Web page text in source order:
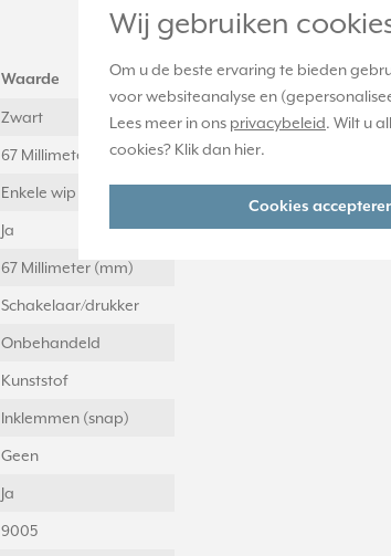
Wij gebruiken
Om u de beste ervaring te bieden
voor websiteanalyse en
Lees meer in ons privacybeleid. Wilt u
cookies? Klik dan hier.
Cookies
Waarde
Zwart
67 Millimeter (mm)
Enkele wip
Ja
67 Millimeter (mm)
Schakelaar/drukker
Onbehandeld
Kunststof
Inklemmen (snap)
Geen
Ja
9005